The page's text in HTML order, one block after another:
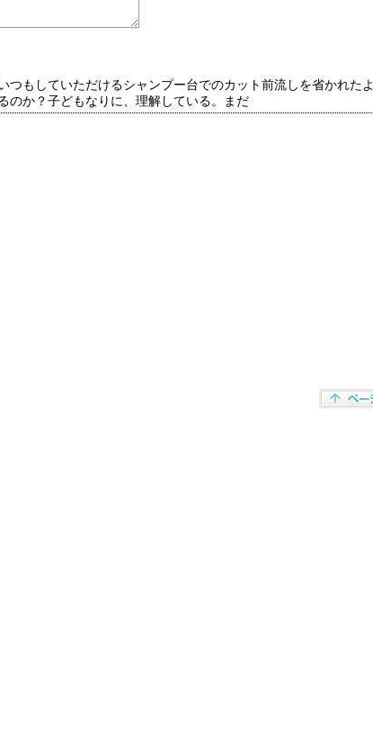
つもしていただけるシャンプー台でのカット前流しを省かれたよ
のか？子どもなりに、理解している。まだ